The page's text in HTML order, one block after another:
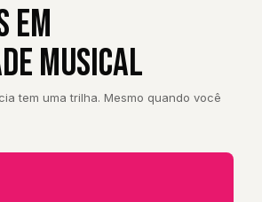
EM
MUSICAL
tem uma trilha. Mesmo quando você